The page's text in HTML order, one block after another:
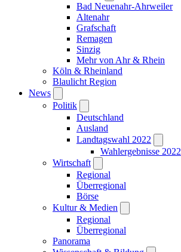
Bad Neuenahr-Ahrweiler
Altenahr
Grafschaft
Remagen
Sinzig
Mehr von Ahr & Rhein
Köln & Rheinland
Blaulicht Region
News
Politik
Deutschland
Ausland
Landtagswahl 2022
Wahlergebnisse 2022
Wirtschaft
Regional
Überregional
Börse
Kultur & Medien
Regional
Überregional
Panorama